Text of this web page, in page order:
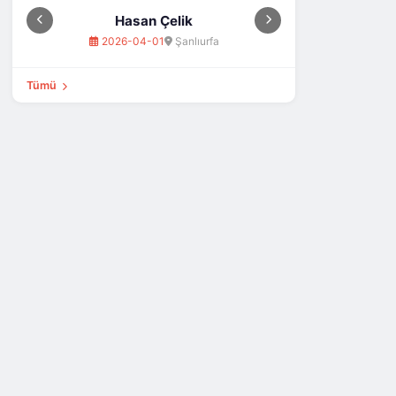
Turhan Demir
2026-06-22 Aydındere
Tümü